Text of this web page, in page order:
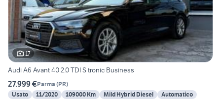
17
Audi A6 Avant 40 2.0 TDI S tronic Business
27.999 €Parma (PR)
Usato
11/2020 109000 Km Mild Hybrid Diesel
Automatico